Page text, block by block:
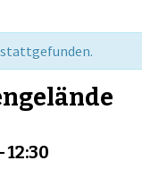
Mitgliedschaft
Sponsoren
-12:30